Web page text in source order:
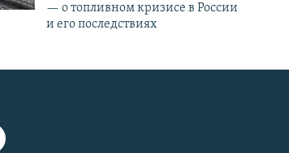
— о топливном кризисе в России
и его последствиях